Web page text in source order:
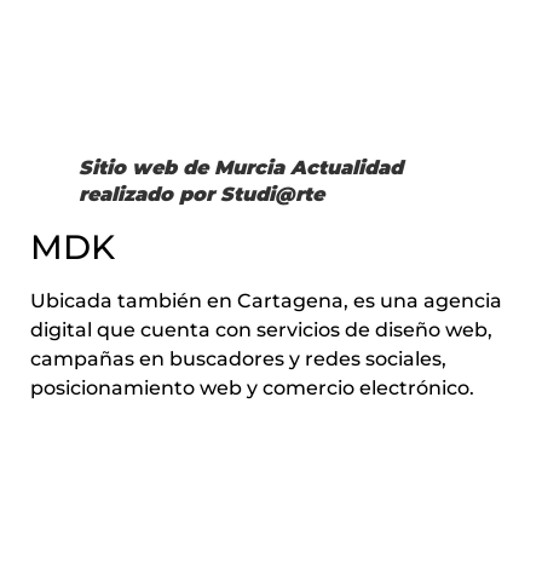
Sitio web de Murcia Actualidad
realizado por Studi@rte
MDK
Ubicada también en Cartagena, es una agencia
digital que cuenta con servicios de diseño web,
campañas en buscadores y redes sociales,
posicionamiento web y comercio electrónico.